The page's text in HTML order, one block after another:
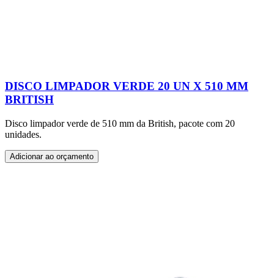
DISCO LIMPADOR VERDE 20 UN X 510 MM
BRITISH
Disco limpador verde de 510 mm da British, pacote com 20
unidades.
Adicionar ao orçamento